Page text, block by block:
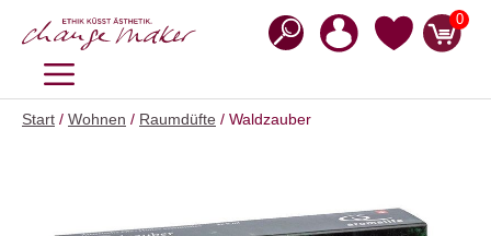
Inhalt
0
MENÜ
Start / Wohnen / Raumdüfte / Waldzauber